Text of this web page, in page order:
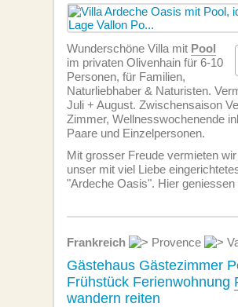
Wunderschöne Villa mit Pool
im privaten Olivenhain für 6-10
Personen, für Familien,
Naturliebhaber & Naturisten.
Juli + August. Zwischensaison
Zimmer, Wellnesswochenende
Paare und Einzelpersonen.
Mit grosser Freude vermieten
unser mit viel Liebe
"Ardeche Oasis". Hier geniessen
Frankreich Provence
Gästehaus Gästezimmer
Frühstück Ferienwohnung
wandern reiten